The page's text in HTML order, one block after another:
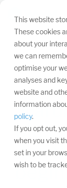
This website
These cookies
about your
we can
optimise your
analyses and
website and
information
policy.
If you opt out,
when you visit
set in your
wish to be
überspringen.
den